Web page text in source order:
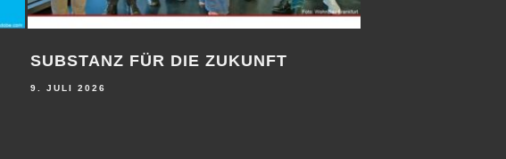
BEI DER MANIFEST DER BAUKULTUR ZUR